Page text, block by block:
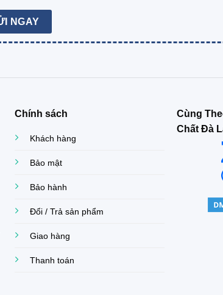
Chính sách
Khách hàng
Bảo mật
Bảo hành
Đổi / Trả sản phẩm
Giao hàng
Thanh toán
Cùng
Chất Đà